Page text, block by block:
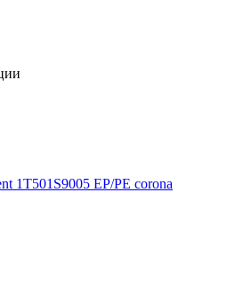
1T501S9005 EP/PE corona